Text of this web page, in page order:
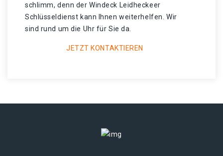
schlimm, denn der Windeck Leidheckeer
Schlüsseldienst kann Ihnen weiterhelfen. Wir
sind rund um die Uhr für Sie da.
JETZT KONTAKTIEREN